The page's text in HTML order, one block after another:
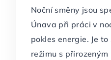
Noční směny jsou
Únava při práci v
pokles energie. Je
režimu s